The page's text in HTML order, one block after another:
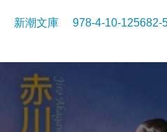
新潮文庫 978-4-10-